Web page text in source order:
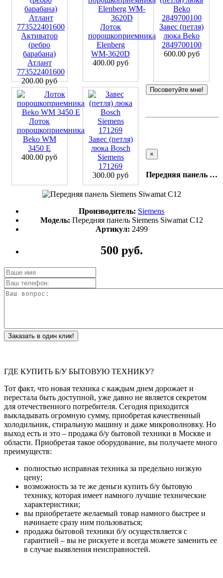
Активатор
(ребро
барабана)
Атлант
773522401600
200.00 руб
Лоток
порошкоприемника
Elenberg
WM-3620D
400.00 руб
Завес (петля)
люка Beko
2849700100
600.00 руб
Лоток
порошкоприемника
Beko WM
3450 E
400.00 руб
Завес (петля)
люка Bosch
Siemens
171269
300.00 руб
Посоветуйте мне!
×
Передняя панель Siemens Siwamat C12
Производитель: Siemens
Модель: Передняя панель Siemens Siwamat C12
Артикул: 2499
500 руб.
Заказать в один клик!
ГДЕ КУПИТЬ Б/У БЫТОВУЮ ТЕХНИКУ?
Тот факт, что новая техника с каждым днем дорожает и
перестала быть доступной, уже давно не является секретом
для отечественного потребителя. Сегодня приходится
выкладывать огромную сумму, приобретая качественный
холодильник, стиральную машину и даже микроволновку. Но
выход есть и это – продажа б/у бытовой техники в Москве и
области. Приобретая такое оборудование, вы получаете много
преимуществ:
полностью исправная техника за предельно низкую
цену;
возможность за те же деньги купить б/у бытовую
технику, которая имеет намного лучшие технические
характеристики;
вы приобретаете желаемый товар намного быстрее и
начинаете сразу ним пользоваться;
продажа бытовой техники б/у осуществляется с
гарантией – вы не рискуете и всегда можете заменить ее
в случае выявления неисправностей.